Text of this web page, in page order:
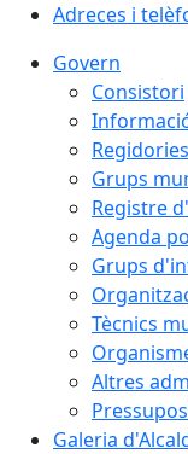
Adreces i
Govern
Consistori
Grups
Registre
Agenda
Grups
Tècnics
Altres
Galeria